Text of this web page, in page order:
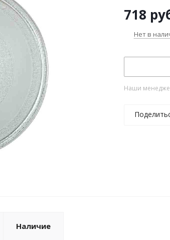
718
Нет в
Наши
Наличие